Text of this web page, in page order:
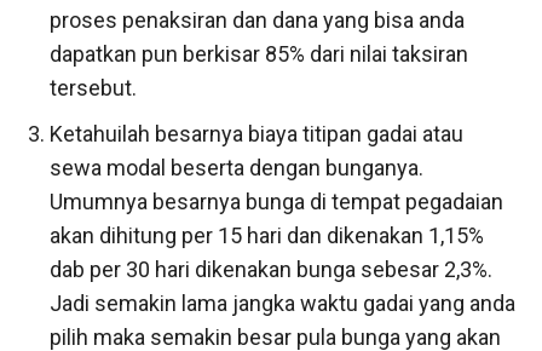
proses penaksiran dan dana yang bisa anda
dapatkan pun berkisar 85% dari nilai taksiran
tersebut.
Ketahuilah besarnya biaya titipan gadai atau
sewa modal beserta dengan bunganya.
Umumnya besarnya bunga di tempat pegadaian
akan dihitung per 15 hari dan dikenakan 1,15%
dab per 30 hari dikenakan bunga sebesar 2,3%.
Jadi semakin lama jangka waktu gadai yang anda
pilih maka semakin besar pula bunga yang akan